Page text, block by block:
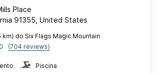
Place
91355, United States
km) do Six Flags Magic Mountain
(704 reviews)
Piscina